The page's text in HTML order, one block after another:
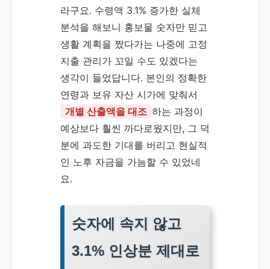
라구요. 수령액 3.1% 증가한 실체
분석을 해보니 홍보물 숫자만 믿고
생활 계획을 짰다가는 나중에 고정
지출 관리가 꼬일 수도 있겠다는
생각이 들었답니다. 본인의 정확한
연령과 보유 자산 시가에 맞춰서
개별 산출액을 대조 하는 과정이
예상보다 훨씬 까다로웠지만, 그 덕
분에 과도한 기대를 버리고 현실적
인 노후 자금을 가늠할 수 있었네
요.
숫자에 속지 않고
3.1% 인상분 제대로